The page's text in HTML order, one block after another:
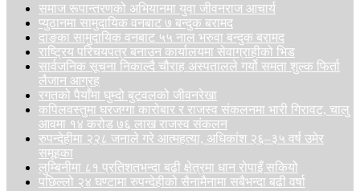
समाज रूपान्तरणको अभियानमा युवा जीवनराज आचार्य
प्युठानमा सामुदायिक वनबाट ७ बन्दुक बरामद
दाङका सामुदायिक वनबाट ५५ नाल भरुवा बन्दुक बरामद
राष्ट्रिय परिचयपत्र बनाउन कार्यालयमा सेवाग्राहीको भिड
सार्वजनिक सूचना निकाल्दै चौराह अस्पतालले गर्यो समता शुल्क फिर्ता
लैजान आग्रह
रगतको पैयाँमा घुम्दो बुटवलको जीवनरेखा
कपिलवस्तुमा घरजग्गा कारोबार र राजस्व संकलनमा भारी गिरावट, चालु
आवमा १४ करोड ७६ लाख राजस्व संकलन
रुपन्देहीमा २२८ जनाले गरे आत्महत्या, अधिकांश २६–३५ वर्ष उमेर
समूहका
लुम्बिनीमा ८१ प्रतिशतभन्दा बढी क्षेत्रमा धान रोपाइँ सकियो
पछिल्लो २४ घण्टामा रुपन्देहीको सैनामैनामा सबैभन्दा बढी वर्षा